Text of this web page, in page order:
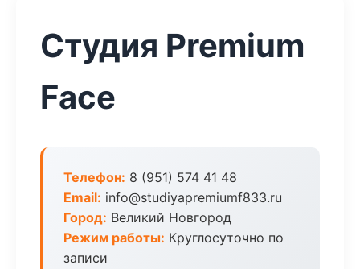
Студия Premium
Face
Телефон: 8 (951) 574 41 48
Email: info@studiyapremiumf833.ru
Город: Великий Новгород
Режим работы: Круглосуточно по
записи